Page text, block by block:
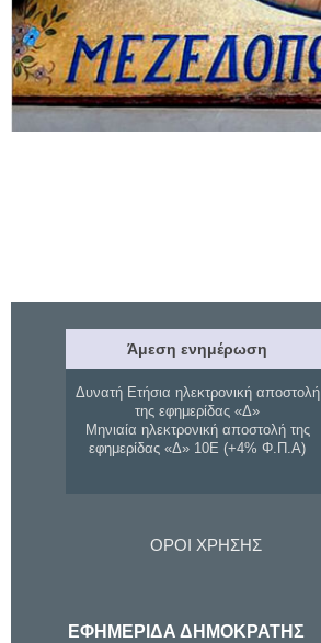
Άμεση ενημέρωση
Δυνατή Ετήσια ηλεκτρονική αποστολή
της εφημερίδας «Δ»
Μηνιαία ηλεκτρονική αποστολή της
εφημερίδας «Δ» 10Ε (+4% Φ.Π.Α)
ΟΡΟΙ ΧΡΗΣΗΣ
ΕΦΗΜΕΡΙΔΑ ΔΗΜΟΚΡΑΤΗΣ